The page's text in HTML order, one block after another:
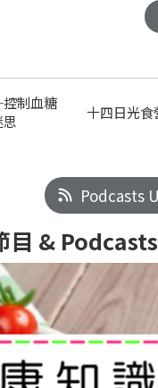
制血糖
十四日光食
Podcasts
目 & Podcasts